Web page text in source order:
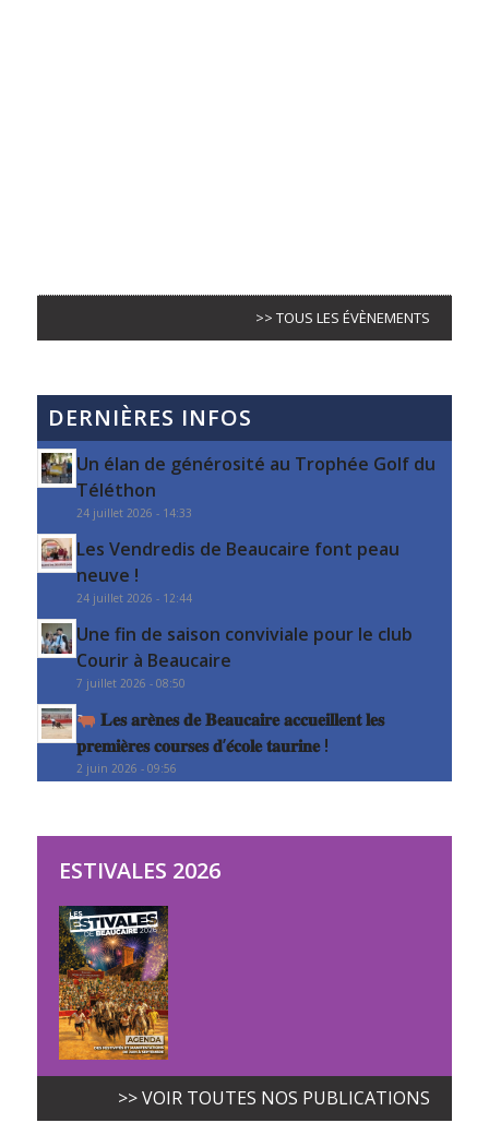
>> TOUS LES ÉVÈNEMENTS
DERNIÈRES INFOS
Un élan de générosité au Trophée Golf du
Téléthon
24 juillet 2026 - 14:33
Les Vendredis de Beaucaire font peau
neuve !
24 juillet 2026 - 12:44
Une fin de saison conviviale pour le club
Courir à Beaucaire
7 juillet 2026 - 08:50
𝐋𝐞𝐬 𝐚𝐫𝐞̀𝐧𝐞𝐬 𝐝𝐞 𝐁𝐞𝐚𝐮𝐜𝐚𝐢𝐫𝐞 𝐚𝐜𝐜𝐮𝐞𝐢𝐥𝐥𝐞𝐧𝐭 𝐥𝐞𝐬
𝐩𝐫𝐞𝐦𝐢𝐞̀𝐫𝐞𝐬 𝐜𝐨𝐮𝐫𝐬𝐞𝐬 𝐝’𝐞́𝐜𝐨𝐥𝐞 𝐭𝐚𝐮𝐫𝐢𝐧𝐞 !
2 juin 2026 - 09:56
ESTIVALES 2026
>> VOIR TOUTES NOS PUBLICATIONS